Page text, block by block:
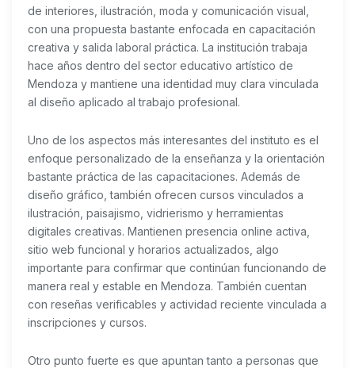
de interiores, ilustración, moda y comunicación visual,
con una propuesta bastante enfocada en capacitación
creativa y salida laboral práctica. La institución trabaja
hace años dentro del sector educativo artístico de
Mendoza y mantiene una identidad muy clara vinculada
al diseño aplicado al trabajo profesional.
Uno de los aspectos más interesantes del instituto es el
enfoque personalizado de la enseñanza y la orientación
bastante práctica de las capacitaciones. Además de
diseño gráfico, también ofrecen cursos vinculados a
ilustración, paisajismo, vidrierismo y herramientas
digitales creativas. Mantienen presencia online activa,
sitio web funcional y horarios actualizados, algo
importante para confirmar que continúan funcionando de
manera real y estable en Mendoza. También cuentan
con reseñas verificables y actividad reciente vinculada a
inscripciones y cursos.
Otro punto fuerte es que apuntan tanto a personas que